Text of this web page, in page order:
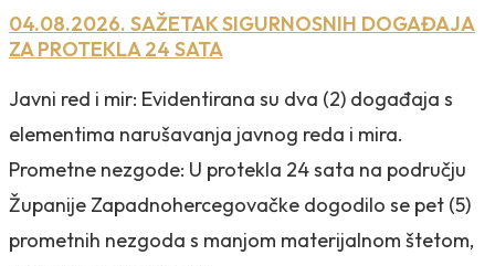
04.08.2026. SAŽETAK SIGURNOSNIH DOGAĐAJA
ZA PROTEKLA 24 SATA
Javni red i mir: Evidentirana su dva (2) događaja s
elementima narušavanja javnog reda i mira.
Prometne nezgode: U protekla 24 sata na području
Županije Zapadnohercegovačke dogodilo se pet (5)
prometnih nezgoda s manjom materijalnom štetom,